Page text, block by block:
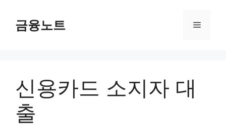
금융노트 메
신용카드 소지자 대
출